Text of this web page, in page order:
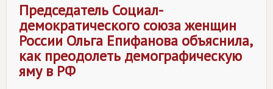
Председатель Социал-
демократического союза женщин
России Ольга Епифанова объяснила,
как преодолеть демографическую
яму в РФ